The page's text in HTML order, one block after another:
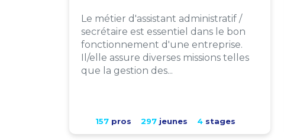
Le métier d'assistant administratif /
secrétaire est essentiel dans le bon
fonctionnement d'une entreprise.
Il/elle assure diverses missions telles
que la gestion des...
157pros 297jeunes 4stages